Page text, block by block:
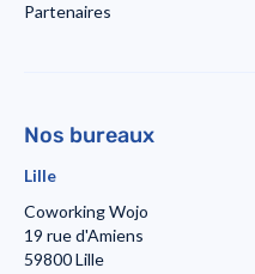
Partenaires
Nos bureaux
Lille
Coworking Wojo
19 rue d'Amiens
59800 Lille